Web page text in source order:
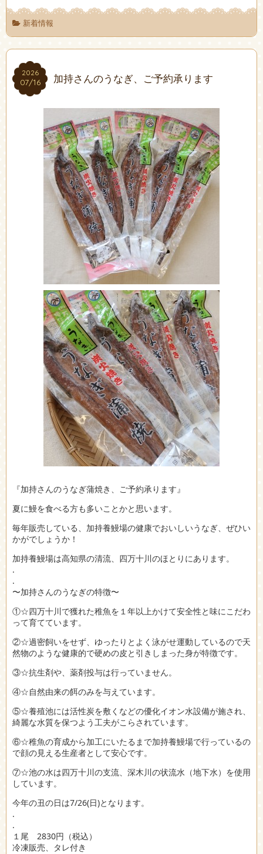
新着情報
2026
07/16
2026
07/16 加持さんのうなぎ、ご予約承ります
『加持さんのうなぎ蒲焼き、ご予約承ります』
夏に鰻を食べる方も多いことかと思います。
毎年販売している、加持養鰻場の健康でおいしいうなぎ、ぜひい
かがでしょうか！
加持養鰻場は高知県の清流、四万十川のほとりにあります。
.
.
〜加持さんのうなぎの特徴〜
①☆四万十川で獲れた稚魚を１年以上かけて安全性と味にこだわ
って育てています。
②☆過密飼いをせず、ゆったりとよく泳がせ運動しているので天
然物のような健康的で硬めの皮と引きしまった身が特徴です。
③☆抗生剤や、薬剤投与は行っていません。
④☆自然由来の餌のみを与えています。
⑤☆養殖池には活性炭を敷くなどの優化イオン水設備が施され、
綺麗な水質を保つよう工夫がこらされています。
⑥☆稚魚の育成から加工にいたるまで加持養鰻場で行っているの
で顔の見える生産者として安心です。
⑦☆池の水は四万十川の支流、深木川の状流水（地下水）を使用
しています。
今年の丑の日は7/26(日)となります。
.
.
１尾 2830円（税込）
冷凍販売、タレ付き